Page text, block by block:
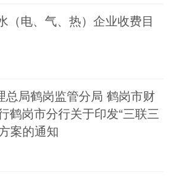
（电、气、热）企业收费目
总局鹤岗监管分局 鹤岗市财
鹤岗市分行关于印发“三联三
案的通知